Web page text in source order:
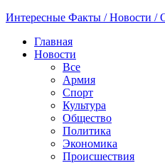
Интересные Факты / Новости /
Главная
Новости
Все
Армия
Спорт
Культура
Общество
Политика
Экономика
Происшествия